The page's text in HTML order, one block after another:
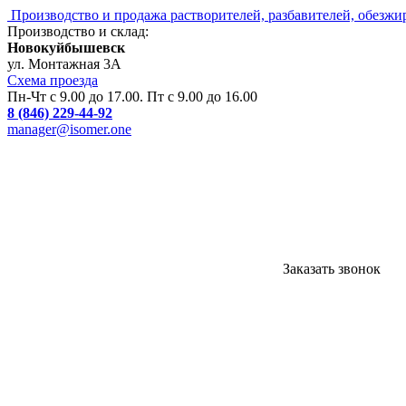
Производство и продажа растворителей, разбавителей,
Производство и склад:
Новокуйбышевск
ул. Монтажная 3А
Схема проезда
Пн-Чт с 9.00 до 17.00. Пт с 9.00 до 16.00
8 (846) 229-44-92
manager@isomer.one
Заказать звонок